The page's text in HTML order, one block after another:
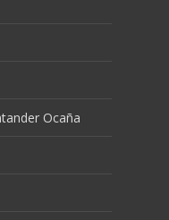
Ocaña